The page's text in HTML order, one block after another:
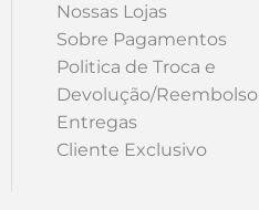
Nossas Lojas
Sobre Pagamentos
Politica de Troca e
Devolução/Reembolso
Entregas
Cliente Exclusivo